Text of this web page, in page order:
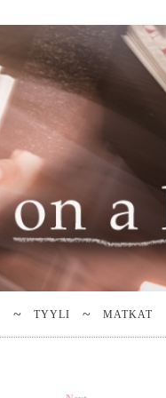
TYYLI MATKAT